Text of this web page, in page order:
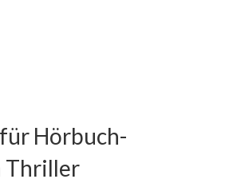
Hörbuch-
Thriller